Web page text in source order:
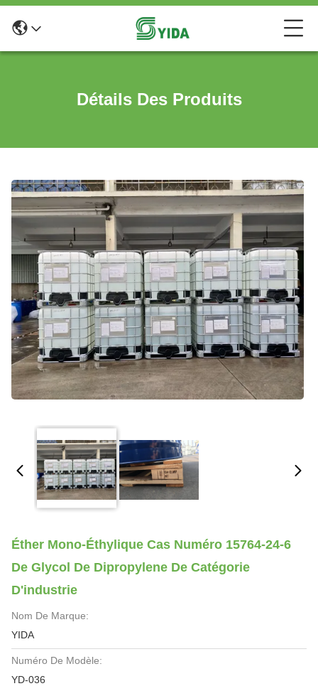
Détails Des Produits
Éther Mono-Éthylique Cas Numéro 15764-24-6
De Glycol De Dipropylene De Catégorie
D'industrie
Nom De Marque:
YIDA
Numéro De Modèle:
YD-036